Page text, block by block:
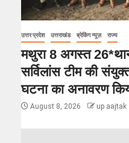
उत्तर प्रदेश उत्तराखंड ब्रेकिंग न्यूज़ राज्य
मथुरा 8 अगस्त
सर्विलांस टीम की
घटना का अनावरण
August 8, 2026 up aajtak